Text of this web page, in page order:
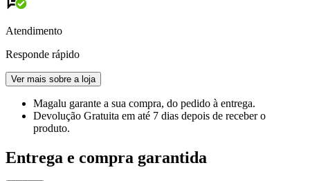
Atendimento
Responde rápido
Ver mais sobre a loja
Magalu garante a sua compra, do pedido à entrega.
Devolução Gratuita em até 7 dias depois de receber o
produto.
Entrega e compra garantida